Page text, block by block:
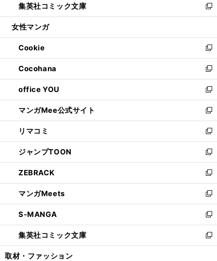
く
で
開
ド
ウ
開
く
ィ
ン
ウ
で
開
く
い
ウ
ン
ド
ウ
で
開
く
集英社コミック文庫
新
し
ウ
ィ
ン
ド
ウ
で
開
く
女性マンガ
Cookie
新
し
い
ウ
ィ
ン
ド
ウ
で
開
く
Cocohana
新
し
い
ウ
ィ
ン
ド
ウ
で
開
く
office YOU
新
し
い
ウ
ィ
ン
ド
ウ
で
開
く
マンガMee公式サイト
新
し
い
ウ
ィ
ン
ド
ウ
で
開
く
リマコミ
新
し
い
ウ
ィ
ン
ド
ウ
で
開
く
ジャンプTOON
新
し
い
ウ
ィ
ン
ド
ウ
で
開
ZEBRACK
新
し
い
ウ
ィ
ン
ド
ウ
マンガMeets
新
し
い
ウ
ィ
ン
S-MANGA
新
し
い
ウ
集英社コミック文庫
新
し
取材・ファッション